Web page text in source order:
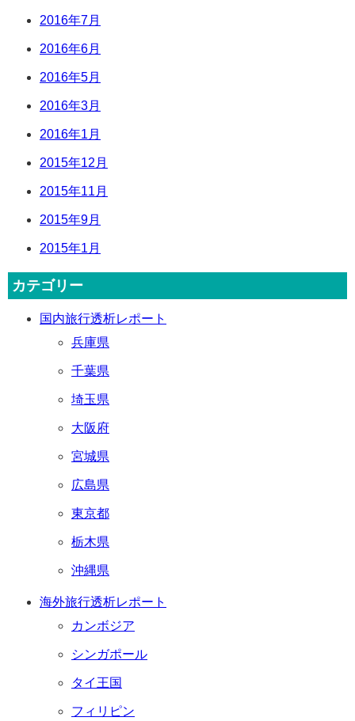
2016年7月
2016年6月
2016年5月
2016年3月
2016年1月
2015年12月
2015年11月
2015年9月
2015年1月
カテゴリー
国内旅行透析レポート
兵庫県
千葉県
埼玉県
大阪府
宮城県
広島県
東京都
栃木県
沖縄県
海外旅行透析レポート
カンボジア
シンガポール
タイ王国
フィリピン